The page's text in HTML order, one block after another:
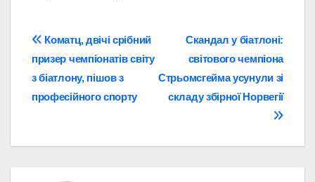
Навігація
записів
Скандал у біатлоні:
світового чемпіона
Стрьомсгейма усунули зі
складу збірної Норвегії
Коматц, двічі срібний
призер чемпіонатів світу
з біатлону, пішов з
професійного спорту